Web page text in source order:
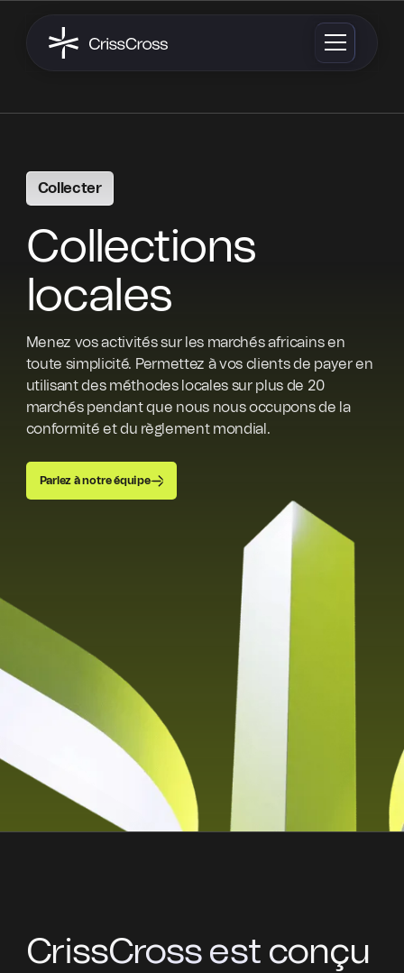
Collecter
Collections
locales
Menez vos activités sur les marchés africains en
toute simplicité. Permettez à vos clients de payer en
utilisant des méthodes locales sur plus de 20
marchés pendant que nous nous occupons de la
conformité et du règlement mondial.
Parlez à notre équipe
CrissCross est conçu